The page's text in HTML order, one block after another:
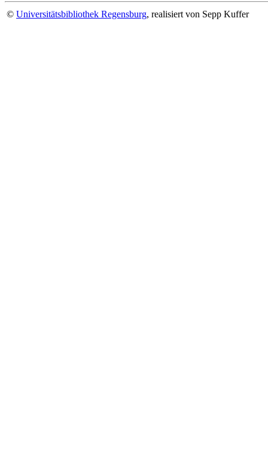
© Universitätsbibliothek Regensburg, realisiert von Sepp Kuffer